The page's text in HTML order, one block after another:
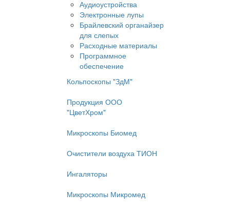
Аудиоустройства
Электронные лупы
Брайлевский органайзер
для слепых
Расходные материалы
Программное
обеспечение
Кольпоскопы "ЗдМ"
Продукция ООО
"ЦветХром"
Микроскопы Биомед
Очистители воздуха ТИОН
Ингаляторы
Микроскопы Микромед